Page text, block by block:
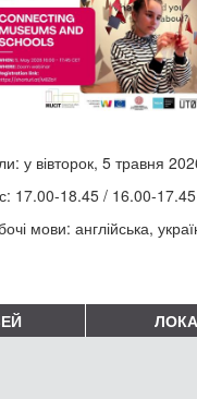
у вівторок, 5 травня
17.00-18.45 / 16.00-
мови: англійська,